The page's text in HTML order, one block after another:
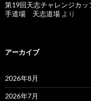
第19回天志チャレンジカッ
手道場 天志道場 より
アーカイブ
2026年8月
2026年7月